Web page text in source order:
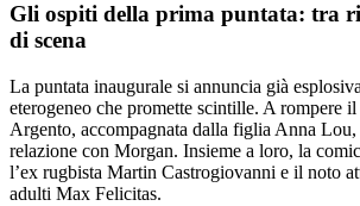
Gli ospiti della prima puntata: tra
di scena
La puntata inaugurale si annuncia già
eterogeneo che promette scintille. A rompere
Argento, accompagnata dalla figlia Anna Lou,
relazione con Morgan. Insieme a loro, la
l’ex rugbista Martin Castrogiovanni e il noto
adulti Max Felicitas.